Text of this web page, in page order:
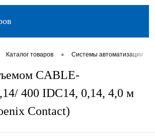
Каталог товаров • Системы автоматизации
CABLE-
400 IDC14, 0,14, 4,0 м
Contact)